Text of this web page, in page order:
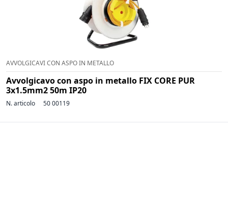
AVVOLGICAVI CON ASPO IN METALLO
Avvolgicavo con aspo in metallo FIX CORE PUR
3x1.5mm2 50m IP20
N. articolo 50 00119